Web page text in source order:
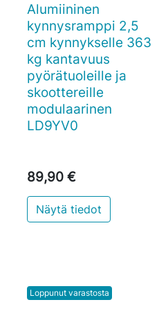
Alumiininen
kynnysramppi 2,5
cm kynnykselle 363
kg kantavuus
pyörätuoleille ja
skoottereille
modulaarinen
LD9YV0
89,90 €
Näytä tiedot
Loppunut varastosta